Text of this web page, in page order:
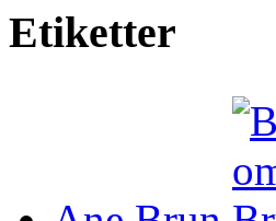
Etiketter